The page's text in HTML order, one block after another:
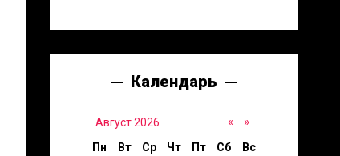
Календарь
«
Август 2026 »
Пн Вт Ср Чт Пт Сб
Вс